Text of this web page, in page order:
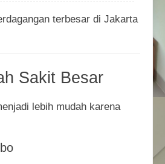
terbesar di Jakarta
Sakit Besar
lebih mudah karena